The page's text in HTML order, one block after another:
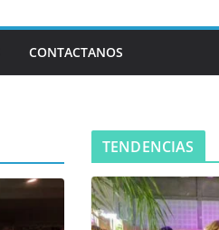
CONTACTANOS
TENDENCIAS